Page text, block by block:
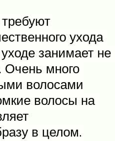
ухода
занимает не
Очень много
волосами
волосы на
в целом.